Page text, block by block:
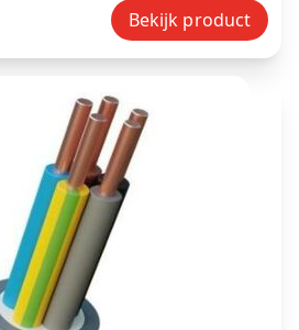
Bekijk product